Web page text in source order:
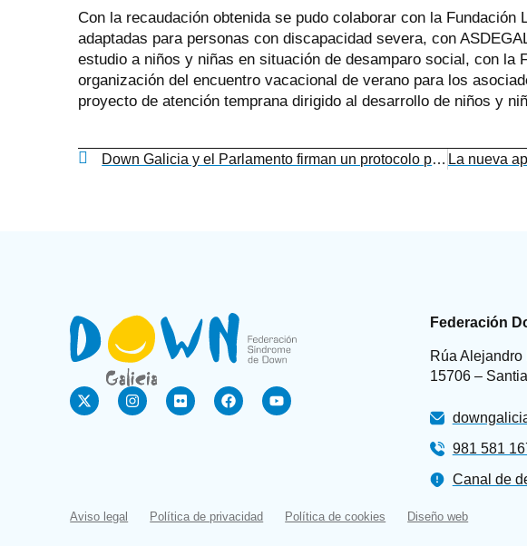
Con la recaudación obtenida se pudo colaborar con la Fundación
adaptadas para personas con discapacidad severa, con
estudio a niños y niñas en situación de desamparo social, con la
organización del encuentro vacacional de verano para los
proyecto de atención temprana dirigido al desarrollo de niños y
Down Galicia y el Parlamento firman un protocolo para la inserción laboral de personas con síndrome de Down y otras discapacidades intelectuales
Federación
Rúa Alejandro
15706 –
981 581
Canal de
Aviso legal Política de privacidad Política de cookies Diseño web